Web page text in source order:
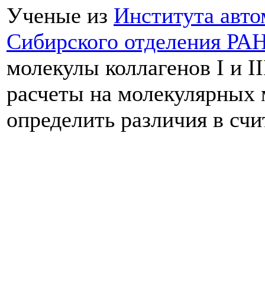
Ученые из Института
Сибирского отделения
молекулы коллагенов I и
расчеты на
определить различия в